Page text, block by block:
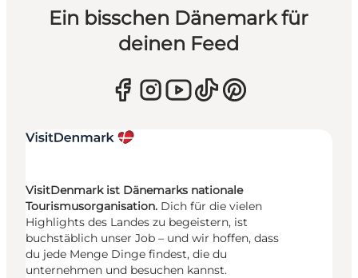
Ein bisschen Dänemark für
deinen Feed
VisitDenmark ist Dänemarks nationale
Tourismusorganisation. Dich für die vielen
Highlights des Landes zu begeistern, ist
buchstäblich unser Job – und wir hoffen, dass
du jede Menge Dinge findest, die du
unternehmen und besuchen kannst.